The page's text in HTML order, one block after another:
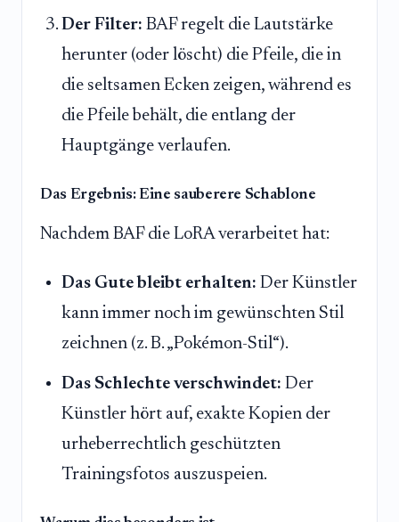
Der Filter: BAF regelt die Lautstärke
herunter (oder löscht) die Pfeile, die in
die seltsamen Ecken zeigen, während es
die Pfeile behält, die entlang der
Hauptgänge verlaufen.
Das Ergebnis: Eine sauberere Schablone
Nachdem BAF die LoRA verarbeitet hat:
Das Gute bleibt erhalten: Der Künstler
kann immer noch im gewünschten Stil
zeichnen (z. B. „Pokémon-Stil“).
Das Schlechte verschwindet: Der
Künstler hört auf, exakte Kopien der
urheberrechtlich geschützten
Trainingsfotos auszuspeien.